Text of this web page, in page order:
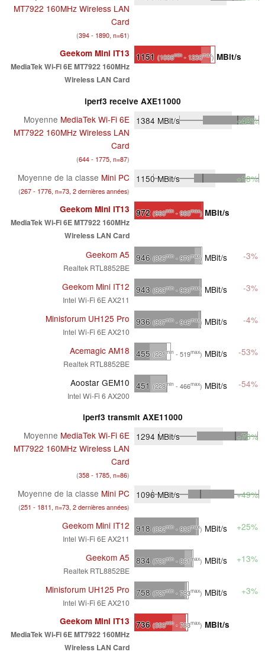
MT7922 160MHz Wireless LAN
Card
(394 - 1890, n=61)
Geekom Mini IT13
MediaTek Wi-Fi 6E MT7922 160MHz
Wireless LAN Card
1151 (1008min- 1230max) MBit/s
iperf3 receive AXE11000
Moyenne MediaTek Wi-Fi 6E
MT7922 160MHz Wireless LAN
Card
(644 - 1775, n=87)
1384 MBit/s +42%
Moyenne de la classe Mini PC
(267 - 1776, n=73, 2 dernières années)
1150MBit/s +18%
Geekom Mini IT13
MediaTek Wi-Fi 6E MT7922 160MHz
Wireless LAN Card
972 (960min- 985max) MBit/s
Geekom A5
Realtek RTL8852BE
946 (856min- 970max) MBit/s -3%
Geekom Mini IT12
Intel Wi-Fi 6E AX211
943 (923min- 960max) MBit/s -3%
Minisforum UH125 Pro
Intel Wi-Fi 6E AX210
936 (907min- 946max) MBit/s -4%
Acemagic AM18
Realtek RTL8852BE
455 (221min - 519max) MBit/s -53%
Aoostar GEM10
Intel Wi-Fi 6 AX200
451 (228min - 466max) MBit/s -54%
iperf3 transmit AXE11000
Moyenne MediaTek Wi-Fi 6E
MT7922 160MHz Wireless LAN
Card
(358 - 1785, n=86)
1294 MBit/s +76%
Moyenne de la classe Mini PC
(251 - 1811, n=73, 2 dernières années)
1096MBit/s +49%
Geekom Mini IT12
Intel Wi-Fi 6E AX211
918 (892min- 938max) MBit/s +25%
Geekom A5
Realtek RTL8852BE
834 (730min- 861max) MBit/s +13%
Minisforum UH125 Pro
Intel Wi-Fi 6E AX210
758 (727min- 793max) MBit/s +3%
Geekom Mini IT13
MediaTek Wi-Fi 6E MT7922 160MHz
Wireless LAN Card
736 (553min- 783max) MBit/s